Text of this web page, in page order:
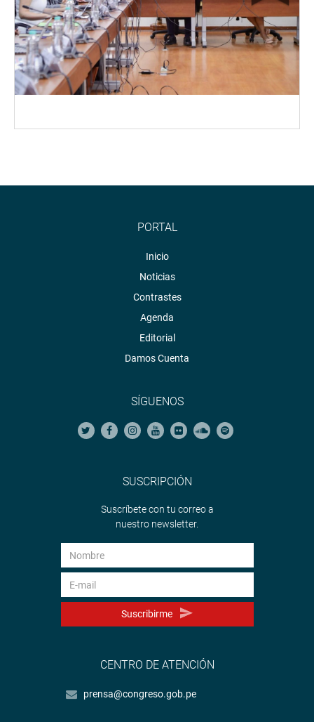
PORTAL
Inicio
Noticias
Contrastes
Agenda
Editorial
Damos Cuenta
SÍGUENOS
SUSCRIPCIÓN
Suscríbete con tu correo a
nuestro newsletter.
Suscribirme
CENTRO DE ATENCIÓN
prensa@congreso.gob.pe